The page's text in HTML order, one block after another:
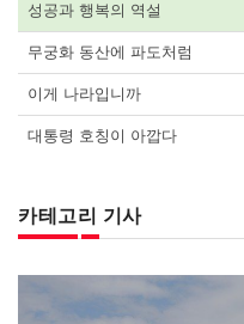
성공과 행복의 역설
무궁화 동산에 파도처럼
이게 나라입니까
대통령 호칭이 아깝다
카테고리 기사